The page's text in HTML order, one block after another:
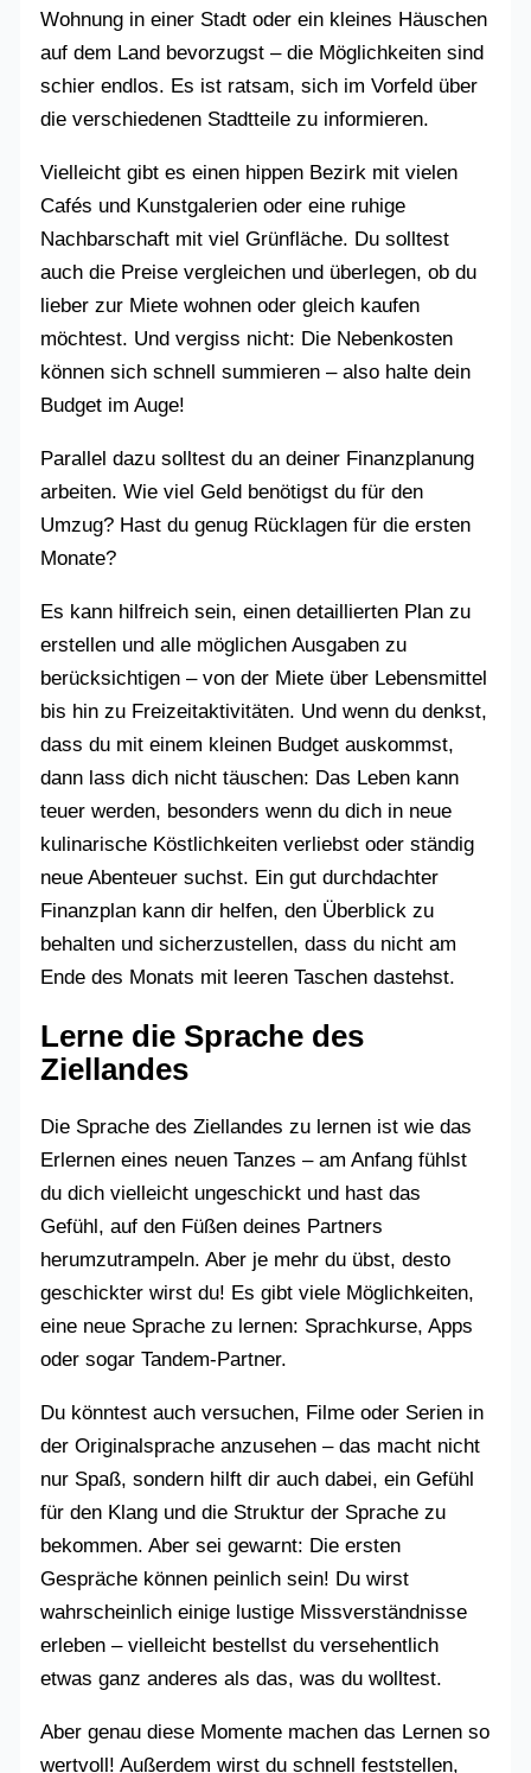
Wohnung in einer Stadt oder ein kleines Häuschen
auf dem Land bevorzugst – die Möglichkeiten sind
schier endlos. Es ist ratsam, sich im Vorfeld über
die verschiedenen Stadtteile zu informieren.
Vielleicht gibt es einen hippen Bezirk mit vielen
Cafés und Kunstgalerien oder eine ruhige
Nachbarschaft mit viel Grünfläche. Du solltest
auch die Preise vergleichen und überlegen, ob du
lieber zur Miete wohnen oder gleich kaufen
möchtest. Und vergiss nicht: Die Nebenkosten
können sich schnell summieren – also halte dein
Budget im Auge!
Parallel dazu solltest du an deiner Finanzplanung
arbeiten. Wie viel Geld benötigst du für den
Umzug? Hast du genug Rücklagen für die ersten
Monate?
Es kann hilfreich sein, einen detaillierten Plan zu
erstellen und alle möglichen Ausgaben zu
berücksichtigen – von der Miete über Lebensmittel
bis hin zu Freizeitaktivitäten. Und wenn du denkst,
dass du mit einem kleinen Budget auskommst,
dann lass dich nicht täuschen: Das Leben kann
teuer werden, besonders wenn du dich in neue
kulinarische Köstlichkeiten verliebst oder ständig
neue Abenteuer suchst. Ein gut durchdachter
Finanzplan kann dir helfen, den Überblick zu
behalten und sicherzustellen, dass du nicht am
Ende des Monats mit leeren Taschen dastehst.
Lerne die Sprache des
Ziellandes
Die Sprache des Ziellandes zu lernen ist wie das
Erlernen eines neuen Tanzes – am Anfang fühlst
du dich vielleicht ungeschickt und hast das
Gefühl, auf den Füßen deines Partners
herumzutrampeln. Aber je mehr du übst, desto
geschickter wirst du! Es gibt viele Möglichkeiten,
eine neue Sprache zu lernen: Sprachkurse, Apps
oder sogar Tandem-Partner.
Du könntest auch versuchen, Filme oder Serien in
der Originalsprache anzusehen – das macht nicht
nur Spaß, sondern hilft dir auch dabei, ein Gefühl
für den Klang und die Struktur der Sprache zu
bekommen. Aber sei gewarnt: Die ersten
Gespräche können peinlich sein! Du wirst
wahrscheinlich einige lustige Missverständnisse
erleben – vielleicht bestellst du versehentlich
etwas ganz anderes als das, was du wolltest.
Aber genau diese Momente machen das Lernen so
wertvoll! Außerdem wirst du schnell feststellen,